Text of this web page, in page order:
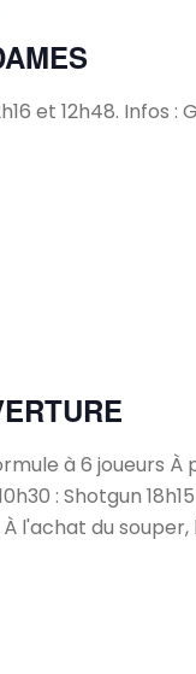
et 12h48. Infos :
à 6 joueurs
: Shotgun
l'achat du